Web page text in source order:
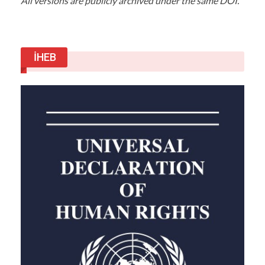
sınırlarına indirger. Canlının ruhuna, içindeki
saklı enerji kaynağına veya özüne hiçbir hitapta
bulunmaz. Tıpkı İngilizcedeki “Hello” veya
da varlığın derinliğine dokunmayan, sadece
yüzeyde kalan mekanik bir adaptasyon aracıdır.
“Eğer kelimelerimiz insanın içindeki o yüksek
enerjiyi ve evrensel özü tetikleyen titreşimlere
aslında tüm evrensel enerji ağına zarar verdiğini
doğrudan hissederdi.”
Dil ile Gelen Yıkım ve Dil ile
İHEB